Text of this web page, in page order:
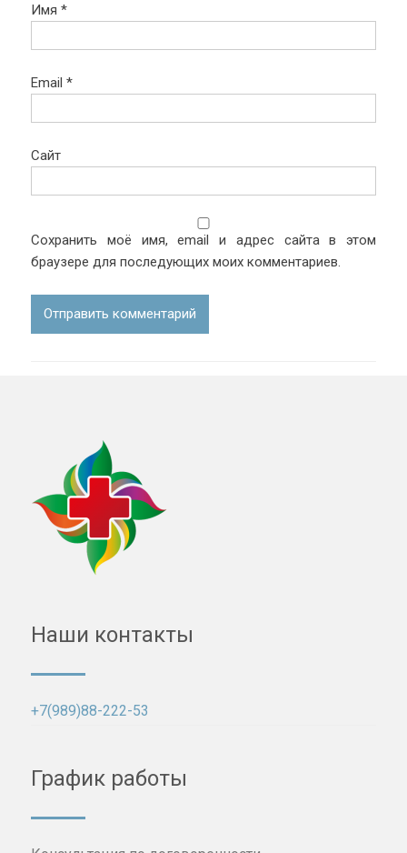
Имя *
Email *
Сайт
Сохранить моё имя, email и адрес сайта в этом
браузере для последующих моих комментариев.
Наши контакты
+7(989)88-222-53
График работы